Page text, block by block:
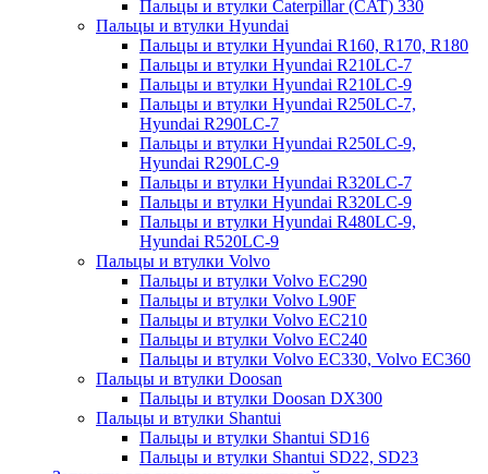
Пальцы и втулки Caterpillar (CAT) 330
Пальцы и втулки Hyundai
Пальцы и втулки Hyundai R160, R170, R180
Пальцы и втулки Hyundai R210LC-7
Пальцы и втулки Hyundai R210LC-9
Пальцы и втулки Hyundai R250LC-7,
Hyundai R290LC-7
Пальцы и втулки Hyundai R250LC-9,
Hyundai R290LC-9
Пальцы и втулки Hyundai R320LC-7
Пальцы и втулки Hyundai R320LC-9
Пальцы и втулки Hyundai R480LC-9,
Hyundai R520LC-9
Пальцы и втулки Volvo
Пальцы и втулки Volvo EC290
Пальцы и втулки Volvo L90F
Пальцы и втулки Volvo EC210
Пальцы и втулки Volvo EC240
Пальцы и втулки Volvo EC330, Volvo EC360
Пальцы и втулки Doosan
Пальцы и втулки Doosan DX300
Пальцы и втулки Shantui
Пальцы и втулки Shantui SD16
Пальцы и втулки Shantui SD22, SD23